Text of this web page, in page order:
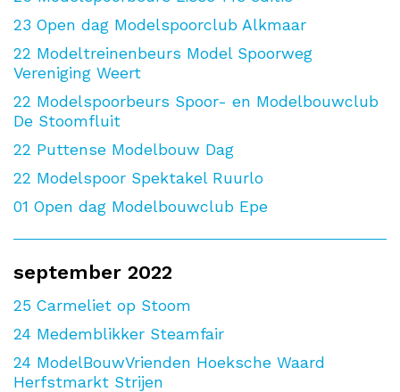
23 Open dag Modelspoorclub Alkmaar
22 Modeltreinenbeurs Model Spoorweg
Vereniging Weert
22 Modelspoorbeurs Spoor- en Modelbouwclub
De Stoomfluit
22 Puttense Modelbouw Dag
22 Modelspoor Spektakel Ruurlo
01 Open dag Modelbouwclub Epe
september 2022
25 Carmeliet op Stoom
24 Medemblikker Steamfair
24 ModelBouwVrienden Hoeksche Waard
Herfstmarkt Strijen